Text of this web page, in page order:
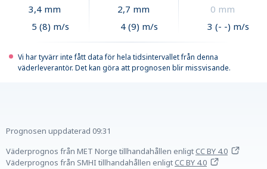
3,4mm
5 (8) m/s
2,7 mm
4 (9) m/s
0 mm
3 (- -) m/s
Vi har tyvärr inte fått data för hela tidsintervallet från denna
väderleverantör. Det kan göra att prognosen blir missvisande.
Prognosen uppdaterad 09:31
Väderprognos från MET Norge tillhandahållen enligtCC BY 4.0
Väderprognos från SMHI tillhandahållen enligtCC BY 4.0